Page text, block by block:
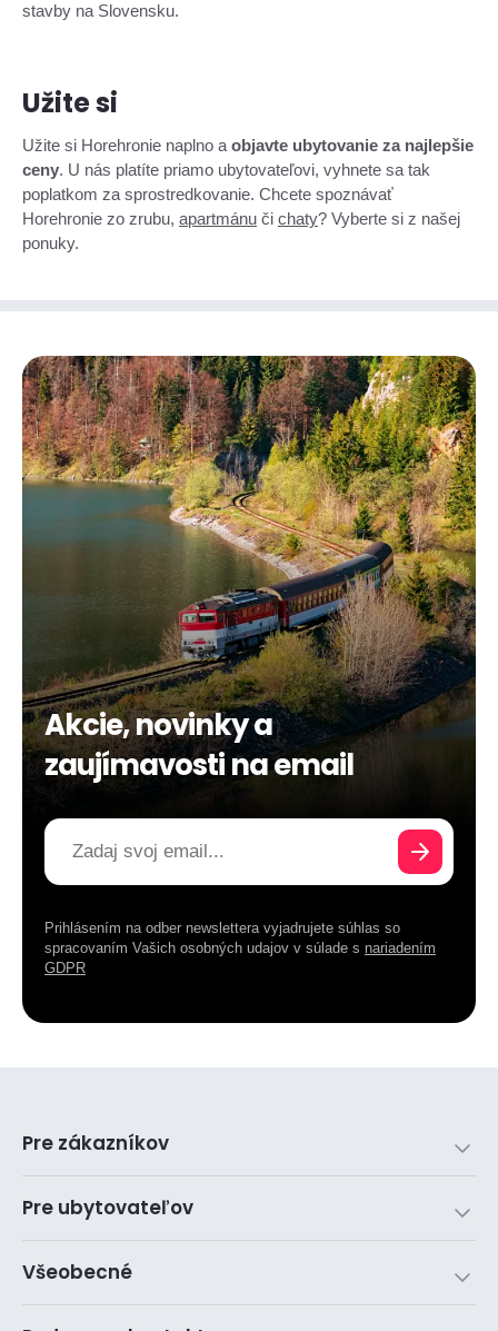
stavby na Slovensku.
Užite si
Užite si Horehronie naplno a objavte ubytovanie za najlepšie
ceny. U nás platíte priamo ubytovateľovi, vyhnete sa tak
poplatkom za sprostredkovanie. Chcete spoznávať
Horehronie zo zrubu, apartmánu či chaty? Vyberte si z našej
ponuky.
Akcie, novinky a
zaujímavosti na email
Prihlásením na odber newslettera vyjadrujete súhlas so
spracovaním Vašich osobných udajov v súlade s nariadením
GDPR
Pre zákazníkov
Pre ubytovateľov
Všeobecné